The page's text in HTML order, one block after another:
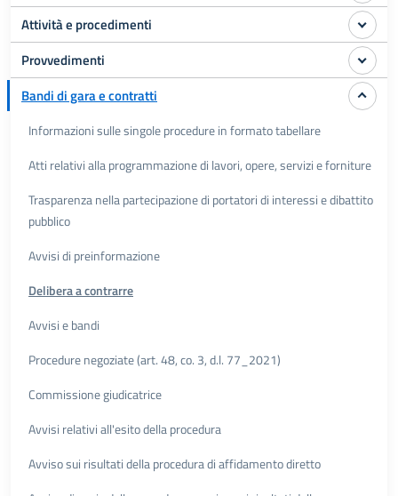
Attività e procedimenti
Provvedimenti
Bandi di gara e contratti
Informazioni sulle singole procedure in formato tabellare
Atti relativi alla programmazione di lavori, opere, servizi e forniture
Trasparenza nella partecipazione di portatori di interessi e dibattito
pubblico
Avvisi di preinformazione
Delibera a contrarre
Avvisi e bandi
Procedure negoziate (art. 48, co. 3, d.l. 77_2021)
Commissione giudicatrice
Avvisi relativi all'esito della procedura
Avviso sui risultati della procedura di affidamento diretto